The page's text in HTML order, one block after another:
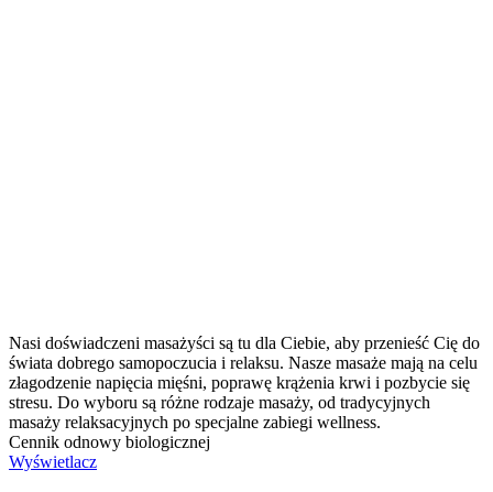
Nasi doświadczeni masażyści są tu dla Ciebie, aby przenieść Cię do
świata dobrego samopoczucia i relaksu. Nasze masaże mają na celu
złagodzenie napięcia mięśni, poprawę krążenia krwi i pozbycie się
stresu. Do wyboru są różne rodzaje masaży, od tradycyjnych
masaży relaksacyjnych po specjalne zabiegi wellness.
Cennik odnowy biologicznej
Wyświetlacz